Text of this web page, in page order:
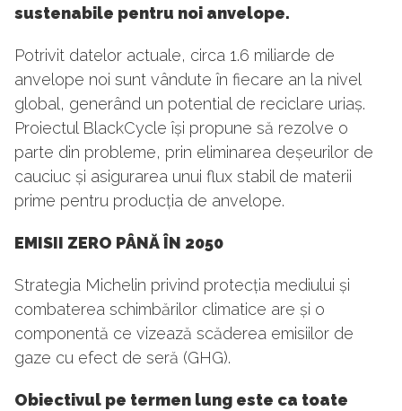
sustenabile pentru noi anvelope.
Potrivit datelor actuale, circa 1.6 miliarde de
anvelope noi sunt vândute în fiecare an la nivel
global, generând un potential de reciclare uriaș.
Proiectul BlackCycle își propune să rezolve o
parte din probleme, prin eliminarea deșeurilor de
cauciuc și asigurarea unui flux stabil de materii
prime pentru producția de anvelope.
EMISII ZERO PÂNĂ ÎN 2050
Strategia Michelin privind protecția mediului și
combaterea schimbărilor climatice are și o
componentă ce vizează scăderea emisiilor de
gaze cu efect de seră (GHG).
Obiectivul pe termen lung este ca toate